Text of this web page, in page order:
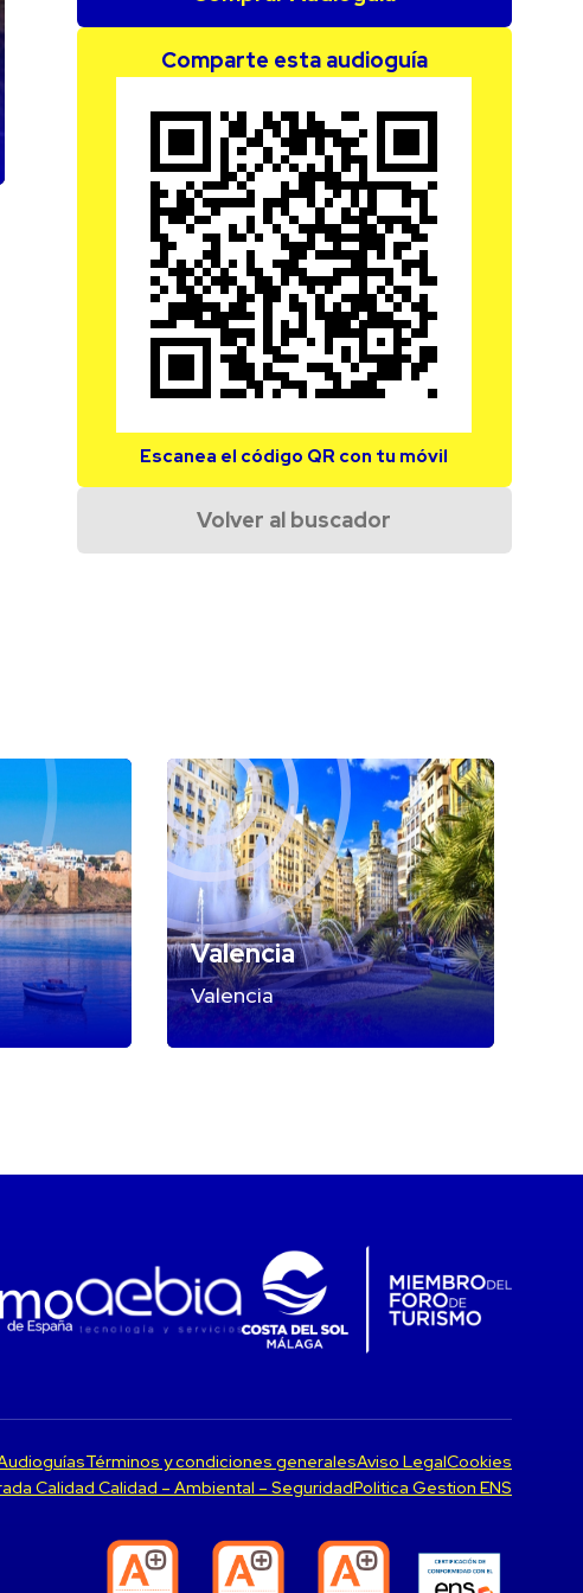
Comparte esta audioguía
Escanea el código QR con tu móvil
Volver al buscador
Valencia
Valencia
Términos y condiciones generalesAviso LegalCookies
Calidad Calidad – Ambiental – SeguridadPolitica Gestion ENS